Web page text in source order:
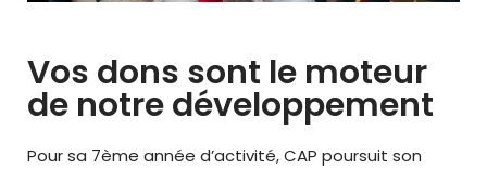
Vos dons sont le moteur
de notre développement
Pour sa 7ème année d’activité, CAP poursuit son